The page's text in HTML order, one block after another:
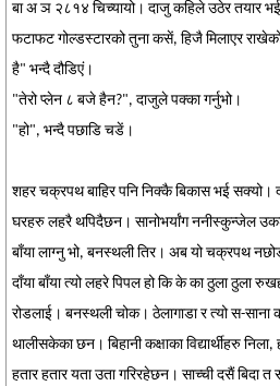
बा अ ञ २८१४ चिच्यायो। दाजु कहिले उठेर तयार
फटाफट गोल्डस्टारको तुना कसें, हिजै मिलाएर
है" भन्दै दौडिएं।
"तेरो प्लेन ८ बजे हैन?", दाजुले पक्का गर्नुभो।
"हो", भन्दै पछाडि चडें।
शहर चक्रपथ बाहिर पनि निक्कै बिकास भई सक्यो।
घरहरु लहरै थपिदैछन। सानोभर्यांग ननीस्कुन्जेल
बाँया लाग्नु भो, बनस्थली तिर। अब यो चक्रपथ
दाँया बाँया त्यो लहरे पिपल हो कि के का ठुला ठुला
रोडलाई। बनस्थली चोक। ठेलागाडा र त्यो स-
थालीसकेका छन। बिहानी कक्षाका विद्यार्थीहरु
हतार हतार यता उता गरिरहेछन। साच्ची दसैं